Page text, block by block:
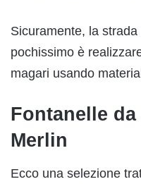
Sicuramente, la
pochissimo è
magari usando
Fontanelle
Merlin
Ecco una selezione